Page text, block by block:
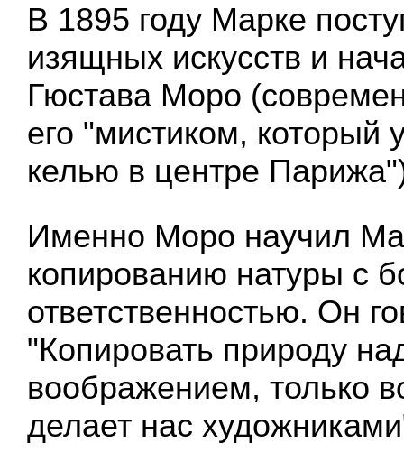
В 1895 году Марке
изящных искусств и
Гюстава Моро
его "мистиком, который
келью в центре
Именно Моро научил
копированию натуры с
ответственностью. Он
"Копировать природу
воображением, только
делает нас